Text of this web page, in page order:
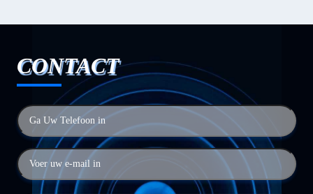
CONTACT